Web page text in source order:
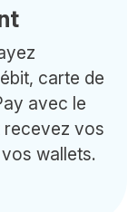
carte de
avec le
recevez vos
wallets.